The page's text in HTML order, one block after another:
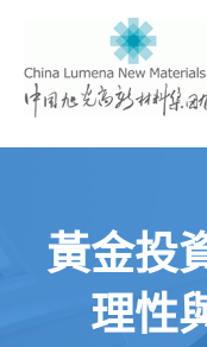
content
China
黃金投
理性